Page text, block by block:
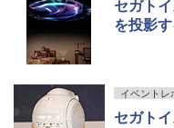
セガト
を投影
イベントレ
セガト